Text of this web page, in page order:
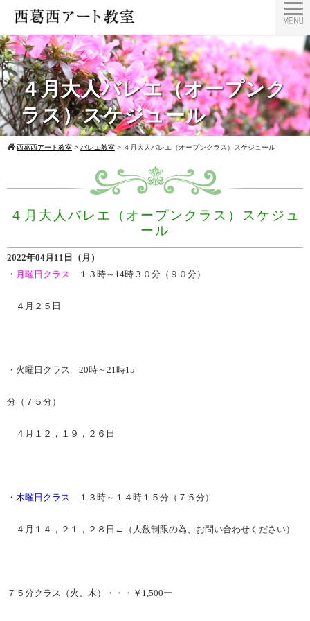
４月大人バレエ（オープンク
ラス）スケジュール
西葛西アート教室 > バレエ教室 > ４月大人バレエ（オープンクラス）スケジュール
４月大人バレエ（オープンクラス）スケジュ
ール
2022年04月11日（月）
・ 月曜日クラス １３時～14時３０分（９０分）
４月２５日
・火曜日クラス 20時～21時15
分（７５分）
４月１２，１９，２６日
・ 木曜日クラス １３時～１４時１５分（７５分）
４月１４，２１，２８日←（人数制限の為、お問い合わせください）
７５分クラス（火、木）・・・￥1,500ー